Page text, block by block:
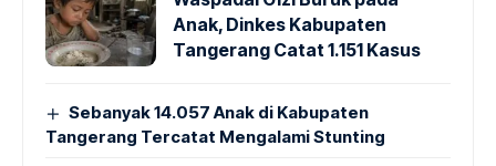
Anak, Dinkes Kabupaten
Tangerang Catat 1.151 Kasus
Sebanyak 14.057 Anak di Kabupaten
Tangerang Tercatat Mengalami Stunting